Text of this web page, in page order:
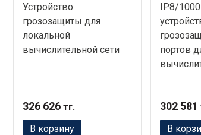
Устройство
грозозащиты для
локальной
вычислительной сети
326 626тг.
В корзину
IP8/
портов
302 581
В